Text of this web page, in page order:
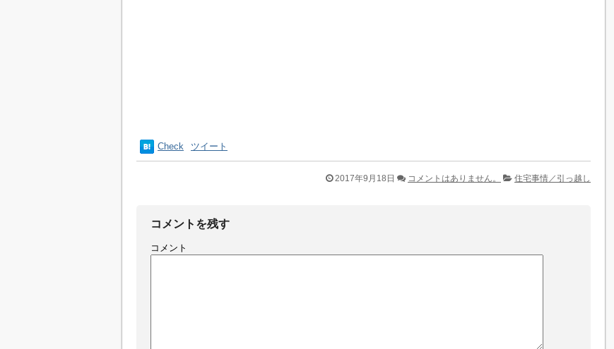
Check ツイート
2017年9月18日 コメントはありません。 住宅事情／引っ越し
コメントを残す
コメント